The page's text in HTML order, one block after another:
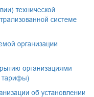
технической
системе
организации
организациями
тарифы)
об установлении